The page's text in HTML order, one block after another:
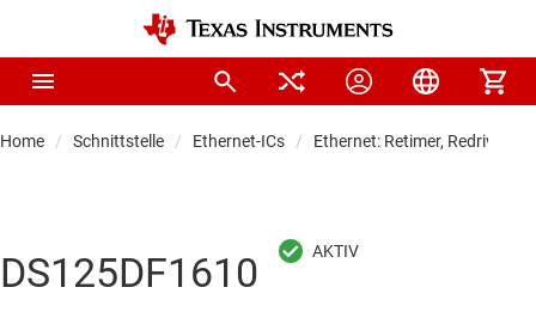
Home Schnittstelle Ethernet-ICs Ethernet: Retimer, Redriver
DS125DF1610